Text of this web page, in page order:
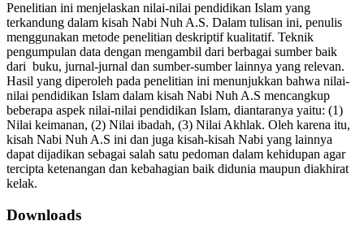
Penelitian ini menjelaskan nilai-nilai pendidikan Islam yang
terkandung dalam kisah Nabi Nuh A.S. Dalam tulisan ini, penulis
menggunakan metode penelitian deskriptif kualitatif. Teknik
pengumpulan data dengan mengambil dari berbagai sumber baik
dari buku, jurnal-jurnal dan sumber-sumber lainnya yang relevan.
Hasil yang diperoleh pada penelitian ini menunjukkan bahwa nilai-
nilai pendidikan Islam dalam kisah Nabi Nuh A.S mencangkup
beberapa aspek nilai-nilai pendidikan Islam, diantaranya yaitu: (1)
Nilai keimanan, (2) Nilai ibadah, (3) Nilai Akhlak. Oleh karena itu,
kisah Nabi Nuh A.S ini dan juga kisah-kisah Nabi yang lainnya
dapat dijadikan sebagai salah satu pedoman dalam kehidupan agar
tercipta ketenangan dan kebahagian baik didunia maupun diakhirat
kelak.
Downloads